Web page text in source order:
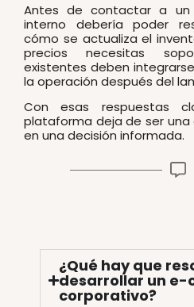
Antes de contactar a un
interno debería poder
cómo se actualiza el
precios necesitas
existentes deben
la operación después del
Con esas respuestas
plataforma deja de ser
en una decisión informada.
¿Qué hay que
desarrollar un e-
corporativo?